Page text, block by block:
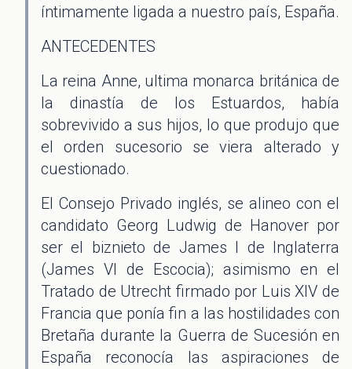
íntimamente ligada a nuestro país, España.
ANTECEDENTES
La reina Anne, ultima monarca británica de
la dinastía de los Estuardos, había
sobrevivido a sus hijos, lo que produjo que
el orden sucesorio se viera alterado y
cuestionado.
El Consejo Privado inglés, se alineo con el
candidato Georg Ludwig de Hanover por
ser el biznieto de James I de Inglaterra
(James VI de Escocia); asimismo en el
Tratado de Utrecht firmado por Luis XIV de
Francia que ponía fin a las hostilidades con
Bretaña durante la Guerra de Sucesión en
España reconocía las aspiraciones de